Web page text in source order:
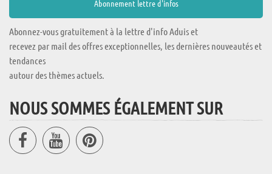
Abonnez-vous gratuitement à la lettre d'info Aduis et
recevez par mail des offres exceptionnelles, les dernières nouveautés et
tendances
autour des thèmes actuels.
NOUS SOMMES ÉGALEMENT SUR